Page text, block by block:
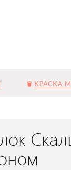
КРАСКА